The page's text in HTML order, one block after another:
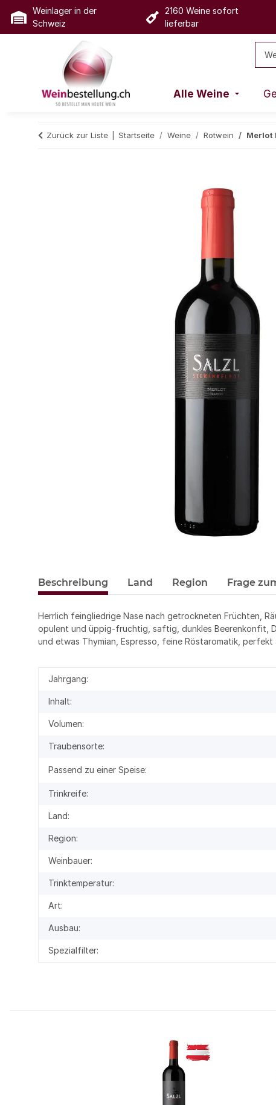
Weinlager in der
Schweiz
2160 Weine sofort
lieferbar
Alle Weine
Zurück zur Liste Startseite Weine Rotwein Merlot
Beschreibung Land Region Frage
Herrlich feingliedrige Nase nach getrockneten Früchten,
opulent und üppig-fruchtig, saftig, dunkles Beerenkonfit,
und etwas Thymian, Espresso, feine Röstaromatik,
Produkteigenschaft
Wert
Jahrgang:
Inhalt:
Volumen:
Traubensorte:
Passend zu einer Speise:
Trinkreife:
Land:
Region:
Weinbauer:
Trinktemperatur:
Art:
Ausbau:
Spezialfilter: